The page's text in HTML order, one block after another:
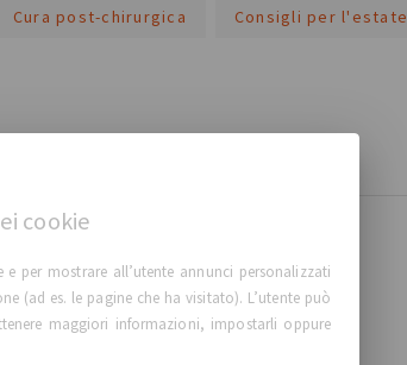
Cura post-chirurgica Consigli per l'estate
cookie
per mostrare all’utente annunci personalizzati
(ad es. le pagine che ha visitato). L’utente può
maggiori informazioni, impostarli oppure